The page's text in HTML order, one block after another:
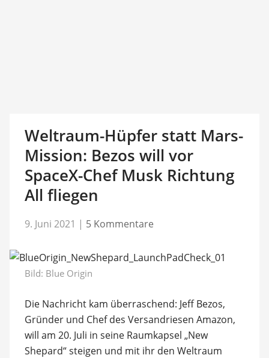
Weltraum-Hüpfer statt Mars-
Mission: Bezos will vor
SpaceX-Chef Musk Richtung
All fliegen
9. Juni 2021 | 5 Kommentare
Bild: Blue Origin
Die Nachricht kam überraschend: Jeff Bezos,
Gründer und Chef des Versandriesen Amazon,
will am 20. Juli in seine Raumkapsel „New
Shepard“ steigen und mit ihr den Weltraum